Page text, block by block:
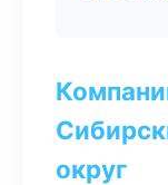
округ